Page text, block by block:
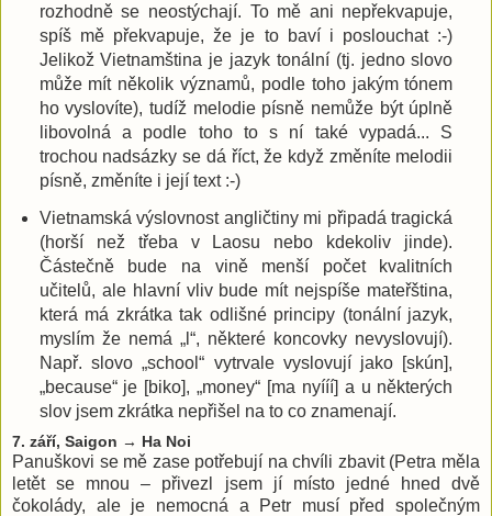
rozhodně se neostýchají. To mě ani nepřekvapuje,
spíš mě překvapuje, že je to baví i poslouchat :-)
Jelikož Vietnamština je jazyk tonální (tj. jedno slovo
může mít několik významů, podle toho jakým tónem
ho vyslovíte), tudíž melodie písně nemůže být úplně
libovolná a podle toho to s ní také vypadá... S
trochou nadsázky se dá říct, že když změníte melodii
písně, změníte i její text :-)
Vietnamská výslovnost angličtiny mi připadá tragická
(horší než třeba v Laosu nebo kdekoliv jinde).
Částečně bude na vině menší počet kvalitních
učitelů, ale hlavní vliv bude mít nejspíše mateřština,
která má zkrátka tak odlišné principy (tonální jazyk,
myslím že nemá „l“, některé koncovky nevyslovují).
Např. slovo „school“ vytrvale vyslovují jako [skún],
„because“ je [biko], „money“ [ma nyííí] a u některých
slov jsem zkrátka nepřišel na to co znamenají.
7. září, Saigon → Ha Noi
Panuškovi se mě zase potřebují na chvíli zbavit (Petra měla
letět se mnou – přivezl jsem jí místo jedné hned dvě
čokolády, ale je nemocná a Petr musí před společným